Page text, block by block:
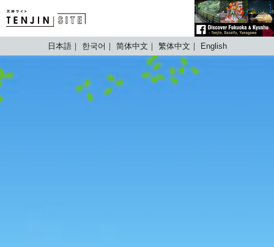
TENJIN SITE
日本語 한국어 简体中文 繁体中文 English